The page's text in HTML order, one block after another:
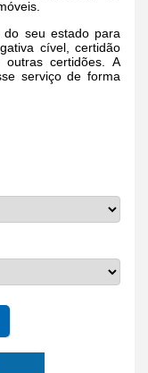
seu estado para
cível, certidão
certidões. A
serviço de forma